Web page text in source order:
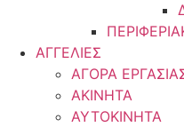
ΑΓΓΕΛΙΕΣ
ΑΓΟΡΑ
ΑΚΙΝΗΤΑ
ΑΥΤΟΚΙΝΗΤΑ